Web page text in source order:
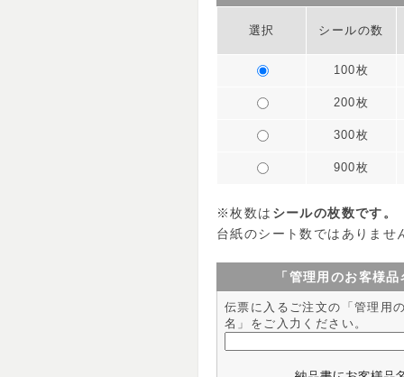
選択 シールの数
100枚
200枚
300枚
900枚
※枚数は シールの枚数です。
台紙のシート数ではありませ
「管理用のお客様
伝票に入るご注文の「管理用
名」をご入力ください。